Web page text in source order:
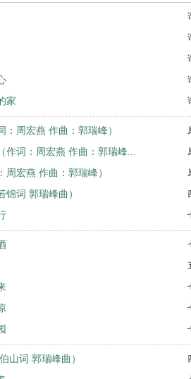
家
：周宏燕 作曲：郭瑞峰）
作词：周宏燕 作曲：郭瑞峰...
周宏燕 作曲：郭瑞峰）
锦词 郭瑞峰曲）
山词 郭瑞峰曲）